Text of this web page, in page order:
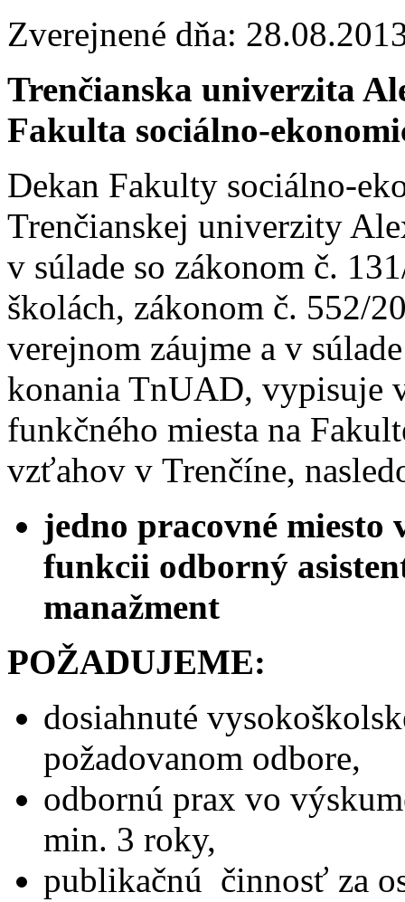
Zverejnené dňa:
Trenčianska univerzita
Fakulta sociálno-
Dekan Fakulty sociálno-
Trenčianskej univerzity
v súlade so zákonom č.
školách, zákonom č. 552/
verejnom záujme a v
konania TnUAD, vypisuje
funkčného miesta na
vzťahov v Trenčíne,
jedno pracovné miesto
funkcii odborný
manažment
POŽADUJEME:
dosiahnuté
požadovanom odbore,
odbornú prax vo
min. 3 roky,
publikačnú činnosť za